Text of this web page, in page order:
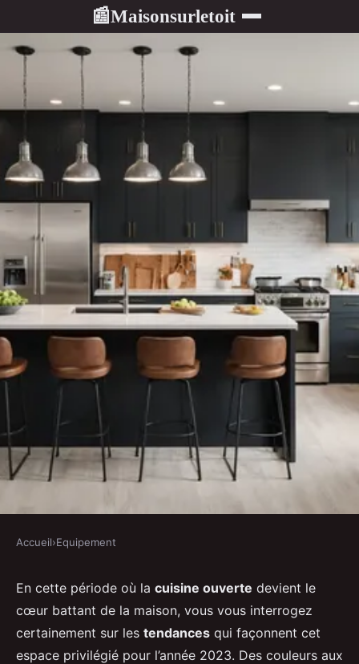
📰Maisonsurletoit
EQUIPEMENT
Quelles sont les tendances en
matière de cuisine ouverte pour
2023 ?
Accueil›Equipement
En cette période où la cuisine ouverte devient le
cœur battant de la maison, vous vous interrogez
certainement sur les tendances qui façonnent cet
espace privilégié pour l’année 2023. Des couleurs aux